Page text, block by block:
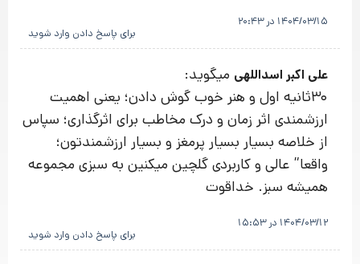
1404/03/15 در 20:43
برای پاسخ دادن وارد شوید
علی اکبر اسداللهی میگوید:
30ثانیه اول و هنر خوب گوش دادن؛ یعنی اهمیت
ارزشمندی اثر زمان و درک مخاطب برای اثرگذاری؛ سپاس
از خلاصه بسیار بسیار پرمغز و بسیار ارزشمندتون؛
واقعا” عالی و کاربردی گلچین میکنین به سبزی مجموعه
همیشه سبز. خداقوت
1404/03/12 در 15:53
برای پاسخ دادن وارد شوید